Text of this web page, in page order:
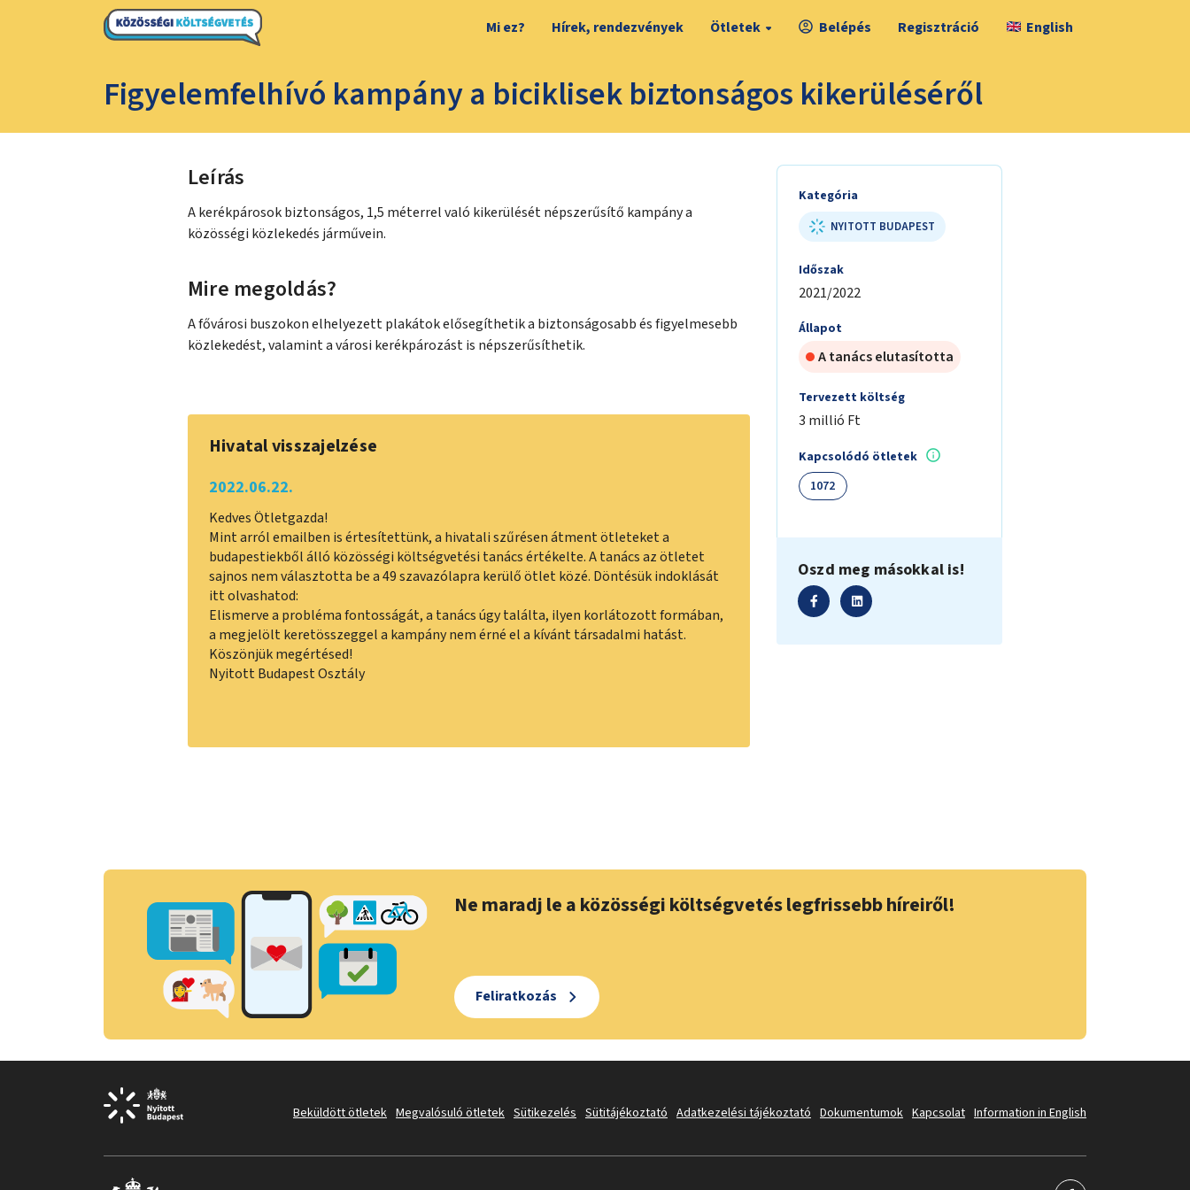
Mi ez? Hírek, rendezvények Ötletek Belépés Regisztráció English
Figyelemfelhívó kampány a biciklisek biztonságos kikerüléséről
Leírás
A kerékpárosok biztonságos, 1,5 méterrel való kikerülését népszerűsítő kampány a
közösségi közlekedés járművein.
Mire megoldás?
A fővárosi buszokon elhelyezett plakátok elősegíthetik a biztonságosabb és figyelmesebb
közlekedést, valamint a városi kerékpározást is népszerűsíthetik.
Hivatal visszajelzése
2022.06.22.
Kedves Ötletgazda!
Mint arról emailben is értesítettünk, a hivatali szűrésen átment ötleteket a
budapestiekből álló közösségi költségvetési tanács értékelte. A tanács az ötletet
sajnos nem választotta be a 49 szavazólapra kerülő ötlet közé. Döntésük indoklását
itt olvashatod:
Elismerve a probléma fontosságát, a tanács úgy találta, ilyen korlátozott formában,
a megjelölt keretösszeggel a kampány nem érné el a kívánt társadalmi hatást.
Köszönjük megértésed!
Nyitott Budapest Osztály
Kategória
NYITOTT BUDAPEST
Időszak
2021/2022
Állapot
A tanács elutasította
Tervezett költség
3 millió Ft
Kapcsolódó ötletek
1072
Oszd meg másokkal is!
Ne maradj le a közösségi költségvetés legfrissebb híreiről!
Feliratkozás
Beküldött ötletek Megvalósuló ötletek Sütikezelés Sütitájékoztató Adatkezelési tájékoztató Dokumentumok Kapcsolat Information in English